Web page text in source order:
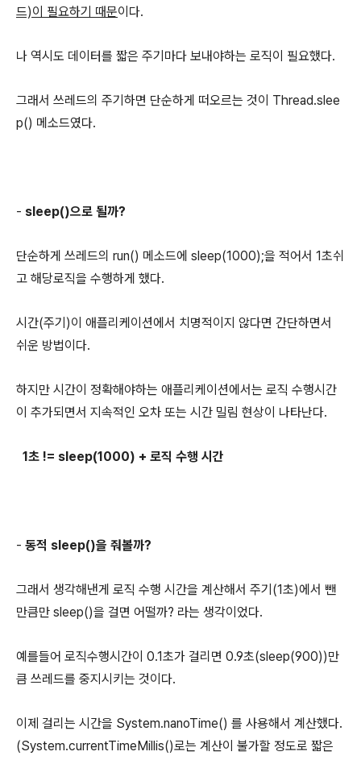
드)이 필요하기 때문이다.
나 역시도 데이터를 짧은 주기마다 보내야하는 로직이 필요했다.
그래서 쓰레드의 주기하면 단순하게 떠오르는 것이 Thread.slee
p() 메소드였다.
- sleep()으로 될까?
단순하게 쓰레드의 run() 메소드에 sleep(1000);을 적어서 1초쉬
고 해당로직을 수행하게 했다.
시간(주기)이 애플리케이션에서 치명적이지 않다면 간단하면서
쉬운 방법이다.
하지만 시간이 정확해야하는 애플리케이션에서는 로직 수행시간
이 추가되면서 지속적인 오차 또는 시간 밀림 현상이 나타난다.
1초 != sleep(1000) + 로직 수행 시간
- 동적 sleep()을 줘볼까?
그래서 생각해낸게 로직 수행 시간을 계산해서 주기(1초)에서 뺀
만큼만 sleep()을 걸면 어떨까? 라는 생각이었다.
예를들어 로직수행시간이 0.1초가 걸리면 0.9초(sleep(900))만
큼 쓰레드를 중지시키는 것이다.
이제 걸리는 시간을 System.nanoTime() 를 사용해서 계산했다.
(System.currentTimeMillis()로는 계산이 불가할 정도로 짧은